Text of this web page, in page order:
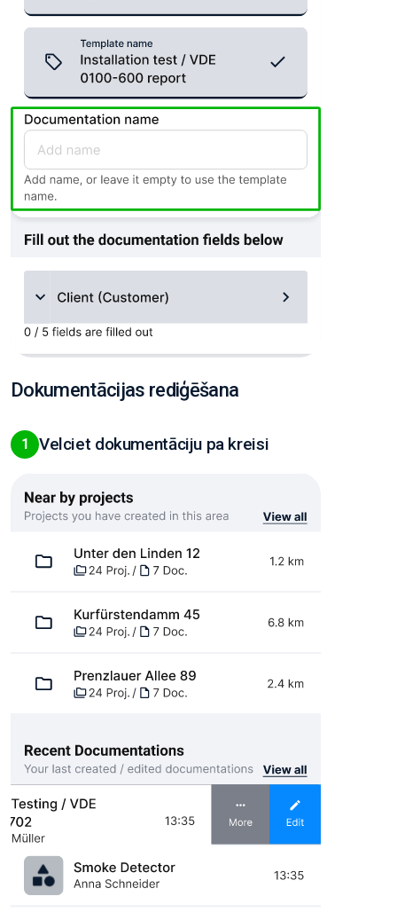
Dokumentācijas rediģēšana
1 Velciet dokumentāciju pa kreisi